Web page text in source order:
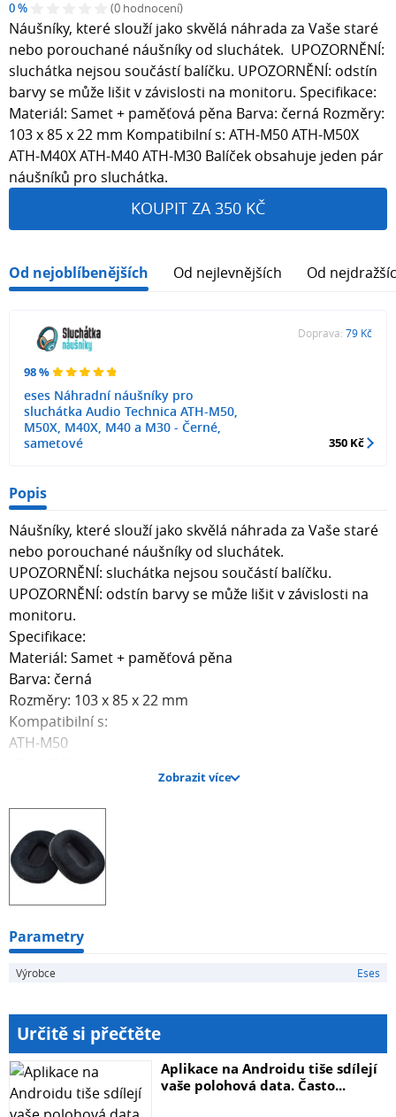
0 % (0 hodnocení)
Náušníky, které slouží jako skvělá náhrada za Vaše staré
nebo porouchané náušníky od sluchátek. UPOZORNĚNÍ:
sluchátka nejsou součástí balíčku. UPOZORNĚNÍ: odstín
barvy se může lišit v závislosti na monitoru. Specifikace:
Materiál: Samet + paměťová pěna Barva: černá Rozměry:
103 x 85 x 22 mm Kompatibilní s: ATH-M50 ATH-M50X
ATH-M40X ATH-M40 ATH-M30 Balíček obsahuje jeden pár
náušníků pro sluchátka.
KOUPIT ZA 350 KČ
Od nejoblíbenějších Od nejlevnějších Od
98 %
eses Náhradní náušníky pro
sluchátka Audio Technica ATH-M50,
M50X, M40X, M40 a M30 - Černé,
sametové
Doprava: 79 Kč
350 Kč
Popis
Náušníky, které slouží jako skvělá náhrada za Vaše staré
nebo porouchané náušníky od sluchátek.
UPOZORNĚNÍ: sluchátka nejsou součástí balíčku.
UPOZORNĚNÍ: odstín barvy se může lišit v závislosti na
monitoru.
Specifikace:
Materiál: Samet + paměťová pěna
Barva: černá
Rozměry: 103 x 85 x 22 mm
Kompatibilní s:
ATH-M50
ATH-M40
ATH-M30
Balíček obsahuje jeden pár náušníků pro sluchátka.
Zobrazit více
Parametry
Výrobce Eses
Určitě si přečtěte
Aplikace na Androidu tiše sdílejí
vaše polohová data. Často...